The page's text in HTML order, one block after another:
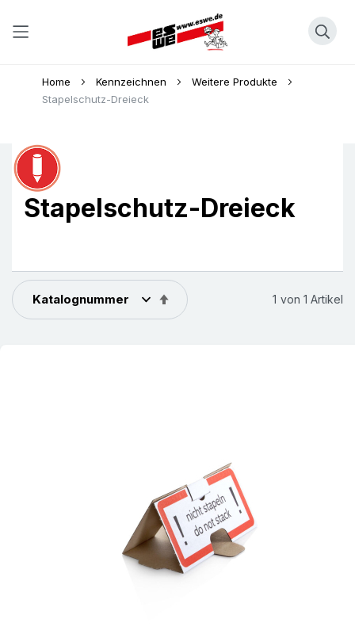
Home Kennzeichnen
Weitere Produkte
Stapelschutz-Dreieck
Stapelschutz-Dreieck
1 von 1 Artikel
In
absteigender